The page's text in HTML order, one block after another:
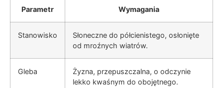
Parametr Wymagania
Stanowisko
Słoneczne do półcienistego, osłonięte
od mroźnych wiatrów.
Gleba
Żyzna, przepuszczalna, o odczynie
lekko kwaśnym do obojętnego.